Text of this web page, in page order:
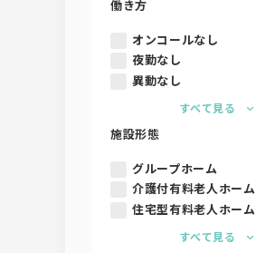
働き方
オンコールなし
夜勤なし
異動なし
すべて見る
施設形態
グループホーム
介護付有料老人ホーム
住宅型有料老人ホーム
すべて見る